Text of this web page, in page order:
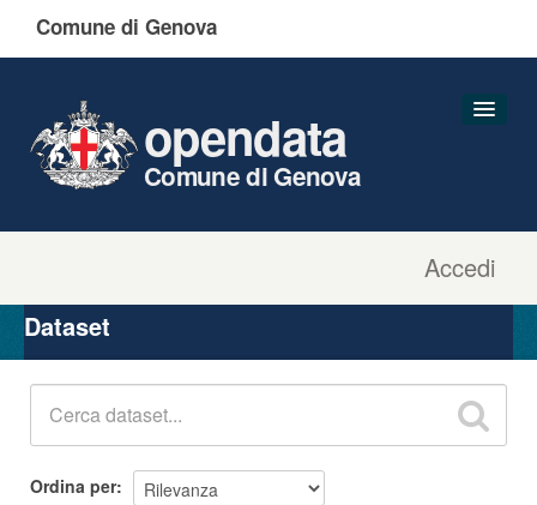
Comune di Genova
Accedi
opendata
Comune di Genova
Organizzazioni
Gruppi
Dataset
Ordina per